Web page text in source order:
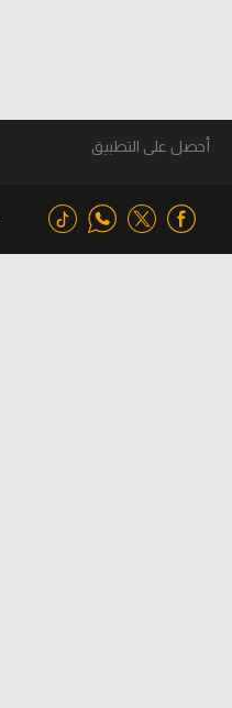
أحصل على التطبيق